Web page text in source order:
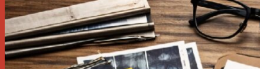
Menú
Firma